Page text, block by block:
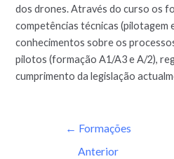
dos drones. Através do curso os
competências técnicas (pilotagem
conhecimentos sobre os
pilotos (formação A1/A3 e A/2),
cumprimento da legislação
← Formações
Anterior